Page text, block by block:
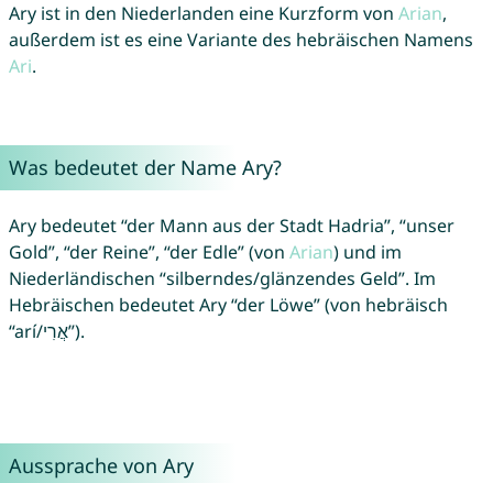
Ary ist in den Niederlanden eine Kurzform von Arian,
außerdem ist es eine Variante des hebräischen Namens
Ari.
Was bedeutet der Name Ary?
Ary bedeutet “der Mann aus der Stadt Hadria”, “unser
Gold”, “der Reine”, “der Edle” (von Arian) und im
Niederländischen “silberndes/glänzendes Geld”. Im
Hebräischen bedeutet Ary “der Löwe” (von hebräisch
“arí/אֲרִי”).
Aussprache von Ary